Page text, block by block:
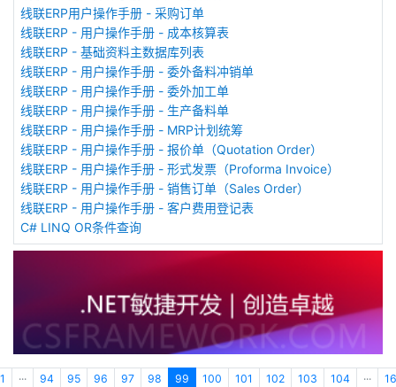
线联ERP用户操作手册 - 采购订单
线联ERP - 用户操作手册 - 成本核算表
线联ERP - 基础资料主数据库列表
线联ERP - 用户操作手册 - 委外备料冲销单
线联ERP - 用户操作手册 - 委外加工单
线联ERP - 用户操作手册 - 生产备料单
线联ERP - 用户操作手册 - MRP计划统筹
线联ERP - 用户操作手册 - 报价单（Quotation Order）
线联ERP - 用户操作手册 - 形式发票（Proforma Invoice）
线联ERP - 用户操作手册 - 销售订单（Sales Order）
线联ERP - 用户操作手册 - 客户费用登记表
C# LINQ OR条件查询
1 ··· 94 95 96 97 98 99 100 101 102 103 104 ···